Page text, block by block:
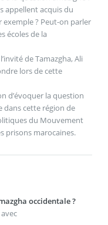
appellent acquis du
exemple ? Peut-on parler
écoles de la
de Tamazgha, Ali
lors de cette
d’évoquer la question
dans cette région de
du Mouvement
prisons marocaines.
occidentale ?